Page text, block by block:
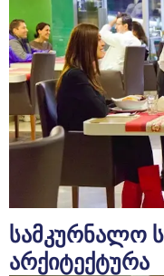
სამკურნალო
არქიტექტურა